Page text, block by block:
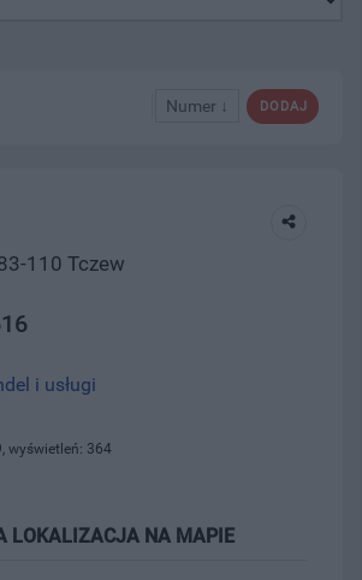
DODAJ
Numer ↓
110 Tczew
i usługi
wyświetleń: 364
LOKALIZACJA NA MAPIE